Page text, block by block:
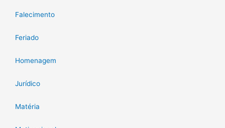
Falecimento
Feriado
Homenagem
Jurídico
Matéria